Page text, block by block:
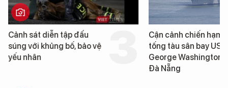
Cảnh sát diễn tập đấu
súng với khủng bố, bảo vệ
yếu nhân
Cận cảnh chiến hạm
tống tàu sân bay USS
George Washington
Đà Nẵng